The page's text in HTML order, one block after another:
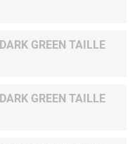
GREEN TAILLE
GREEN TAILLE